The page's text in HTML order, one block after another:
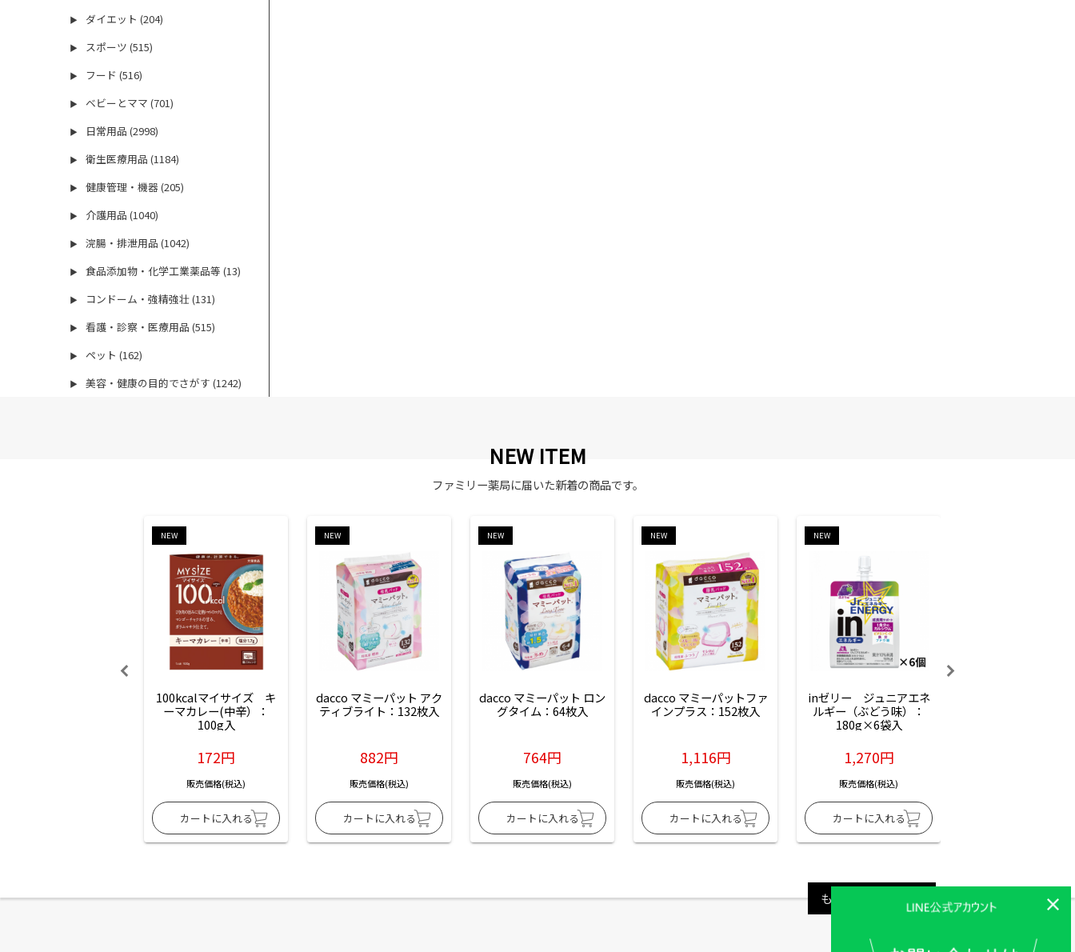
▶ ダイエット (204)
▶ スポーツ (515)
▶ フード (516)
▶ ベビーとママ (701)
▶ 日常用品 (2998)
▶ 衛生医療用品 (1184)
▶ 健康管理・機器 (205)
▶ 介護用品 (1040)
▶ 浣腸・排泄用品 (1042)
▶ 食品添加物・化学工業薬品等 (13)
▶ コンドーム・強精強壮 (131)
▶ 看護・診察・医療用品 (515)
▶ ペット (162)
▶ 美容・健康の目的でさがす (1242)
NEW ITEM
ファミリー薬局に届いた新着の商品です。
NEW
100kcalマイサイズ　キ
ーマカレー(中辛）：
100g入
172円
販売価格(税込)
NEW
dacco マミーパット アク
ティブライト：132枚入
882円
販売価格(税込)
NEW
dacco マミーパット ロン
グタイム：64枚入
764円
販売価格(税込)
NEW
dacco マミーパットファ
インプラス：152枚入
1,116円
販売価格(税込)
NEW
inゼリー　ジュニアエネ
ルギー（ぶどう味）：
180g×6袋入
1,270円
販売価格(税込)
もっと見る